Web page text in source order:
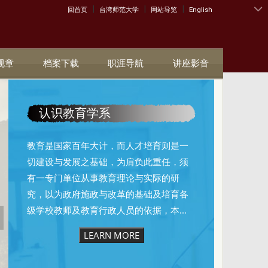
:::
回首页 | 台湾师范大学 | 网站导览 | English
章 档案下载 职涯导航 讲座影音
认识教育学系
教育是国家百年大计，而人才培育则是一
切建设与发展之基础，为肩负此重任，须
有一专门单位从事教育理论与实际的研
究，以为政府施政与改革的基础及培育各
级学校教师及教育行政人员的依据，本...
LEARN MORE